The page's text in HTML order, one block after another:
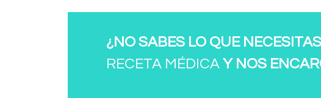
¿NO SABES LO QUE
RECETA MÉDICA Y NOS